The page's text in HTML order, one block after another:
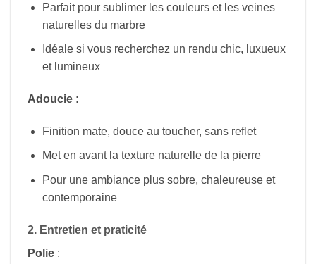
Parfait pour sublimer les couleurs et les veines
naturelles du marbre
Idéale si vous recherchez un rendu chic, luxueux
et lumineux
Adoucie :
Finition mate, douce au toucher, sans reflet
Met en avant la texture naturelle de la pierre
Pour une ambiance plus sobre, chaleureuse et
contemporaine
2. Entretien et praticité
Polie :